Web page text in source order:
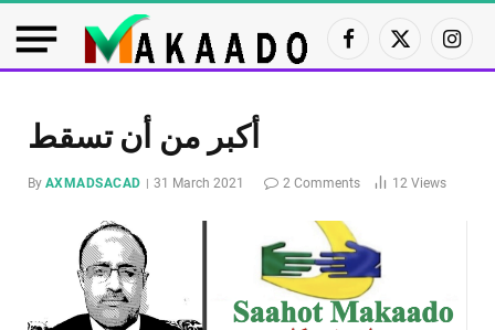
Facebook
X
(Twitter)
أكبر من أن تسقط
By AXMADSACAD 31 March 2021 2 Comments 12 Views